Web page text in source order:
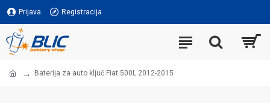
Prijava Registracija
Baterija za auto ključ Fiat 500L 2012-2015